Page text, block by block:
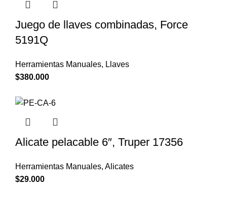
Juego de llaves combinadas, Force
5191Q
Herramientas Manuales, Llaves
$380.000
Alicate pelacable 6″, Truper 17356
Herramientas Manuales, Alicates
$29.000